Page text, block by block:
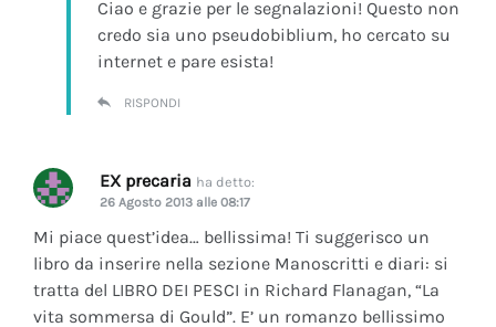
Ciao e grazie per le segnalazioni! Questo non
credo sia uno pseudobiblium, ho cercato su
internet e pare esista!
RISPONDI
EX precaria ha detto:
26 Agosto 2013 alle 08:17
Mi piace quest’idea… bellissima! Ti suggerisco un
libro da inserire nella sezione Manoscritti e diari: si
tratta del LIBRO DEI PESCI in Richard Flanagan, “La
vita sommersa di Gould”. E’ un romanzo bellissimo